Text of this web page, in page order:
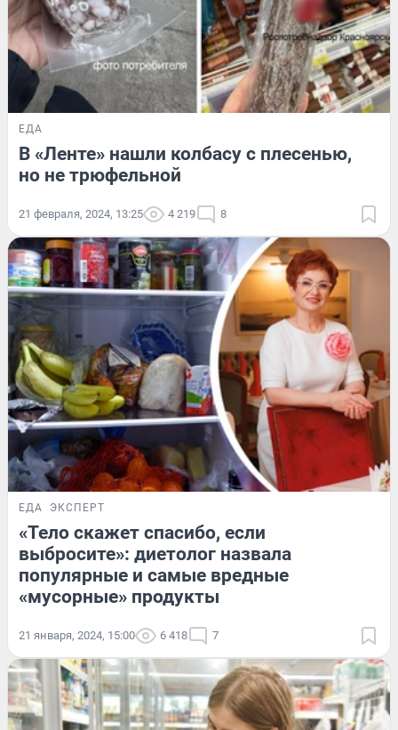
ЕДА
В «Ленте» нашли колбасу с плесенью,
но не трюфельной
21 февраля, 2024, 13:25 4 219 8
ЕДА ЭКСПЕРТ
«Тело скажет спасибо, если
выбросите»: диетолог назвала
популярные и самые вредные
«мусорные» продукты
21 января, 2024, 15:00 6 418 7